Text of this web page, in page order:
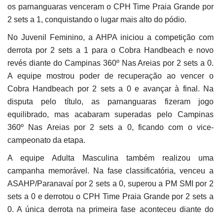
os parnanguaras venceram o CPH Time Praia Grande por
2 sets a 1, conquistando o lugar mais alto do pódio.
No Juvenil Feminino, a AHPA iniciou a competição com
derrota por 2 sets a 1 para o Cobra Handbeach e novo
revés diante do Campinas 360º Nas Areias por 2 sets a 0.
A equipe mostrou poder de recuperação ao vencer o
Cobra Handbeach por 2 sets a 0 e avançar à final. Na
disputa pelo título, as parnanguaras fizeram jogo
equilibrado, mas acabaram superadas pelo Campinas
360º Nas Areias por 2 sets a 0, ficando com o vice-
campeonato da etapa.
A equipe Adulta Masculina também realizou uma
campanha memorável. Na fase classificatória, venceu a
ASAHP/Paranavaí por 2 sets a 0, superou a PM SMI por 2
sets a 0 e derrotou o CPH Time Praia Grande por 2 sets a
0. A única derrota na primeira fase aconteceu diante do